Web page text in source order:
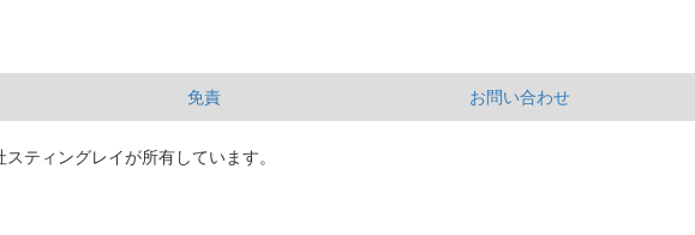
免責 お問い合わせ
ティングレイが所有しています。